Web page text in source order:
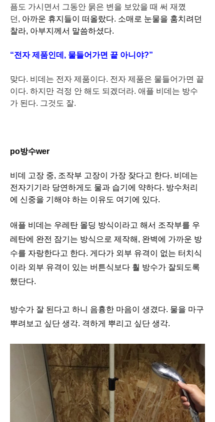
픔도 가시면서 그동안 묽은 변을 보았을 때 써 재꼈
던, 아까운 휴지들이 떠올랐다. 소매로 눈물을 훔치려던
찰라, 아부지께서 말씀하셨다.
“전자 제품인데, 물들어가면 끝 아니야?”
맞다. 비데는 전자 제품이다. 전자 제품은 물들어가면 끝
이다. 하지만 걱정 안 해도 되겠더라. 애플 비데는 방수
가 된다. 그것도 잘.
po방수wer
비데 고장 중, 조작부 고장이 가장 잦다고 한다. 비데는
전자기기라 당연하게도 물과 습기에 약하다. 방수처리
에 신중을 기해야 하는 이유도 여기에 있다.
애플 비데는 우레탄 몰딩 방식이라고 해서 조작부를 우
레탄에 완전 잠기는 방식으로 제작해, 완벽에 가까운 방
수를 자랑한다고 한다. 게다가 외부 유격이 없는 터치식
이라 외부 유격이 있는 버튼식보다 훨 방수가 잘되도록
했단다.
방수가 잘 된다고 하니 음흉한 마음이 생겼다. 물을 마구
뿌려보고 싶단 생각. 격하게 뿌리고 싶단 생각.